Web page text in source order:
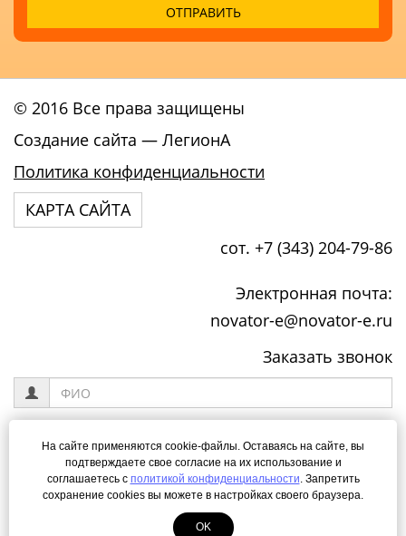
© 2016 Все права защищены
Создание сайта — ЛегионА
Политика конфиденциальности
КАРТА САЙТА
сот. +7 (343) 204-79-86
Электронная почта:
novator-e@novator-e.ru
Заказать звонок
Я даю своё согласие на обработку моих персональных данных
согласноПолитике конфиденциальностисайта
На сайте применяются cookie-файлы. Оставаясь на сайте, вы
подтверждаете свое согласие на их использование и
соглашаетесь с политикой конфиденциальности. Запретить
сохранение cookies вы можете в настройках своего браузера.
OK